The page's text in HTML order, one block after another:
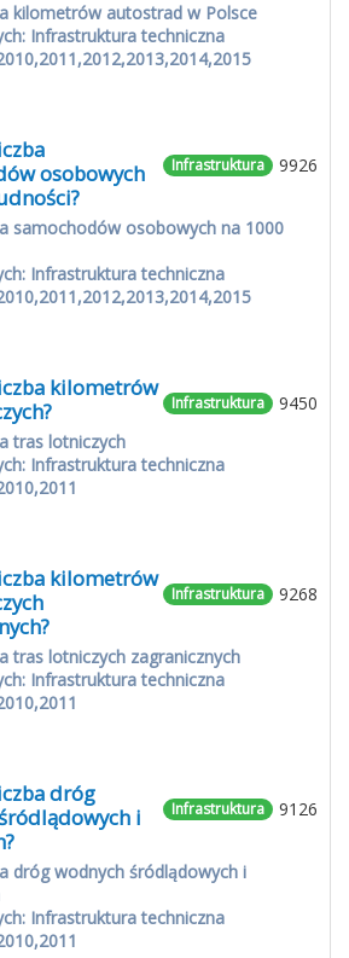
kilometrów autostrad w Polsce
Infrastruktura techniczna
9926
Infrastruktura
osobowych
samochodów osobowych na 1000
Infrastruktura techniczna
9450
Infrastruktura
kilometrów
tras lotniczych
Infrastruktura techniczna
9268
Infrastruktura
kilometrów
tras lotniczych zagranicznych
Infrastruktura techniczna
9126
Infrastruktura
dróg
i
dróg wodnych śródlądowych i
Infrastruktura techniczna